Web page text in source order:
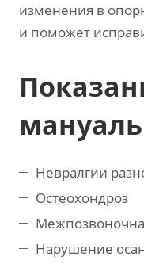
изменения в
и поможет
Невралгии
Остеохондроз
Нарушение